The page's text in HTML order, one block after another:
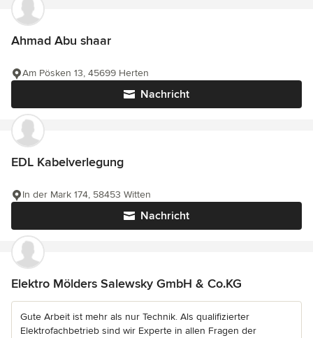
Ahmad Abu shaar
Nachricht
Am Pösken 13, 45699 Herten
EDL Kabelverlegung
Nachricht
In der Mark 174, 58453 Witten
Elektro Mölders Salewsky GmbH & Co.KG
Gute Arbeit ist mehr als nur Technik. Als qualifizierter
Elektrofachbetrieb sind wir Experte in allen Fragen der